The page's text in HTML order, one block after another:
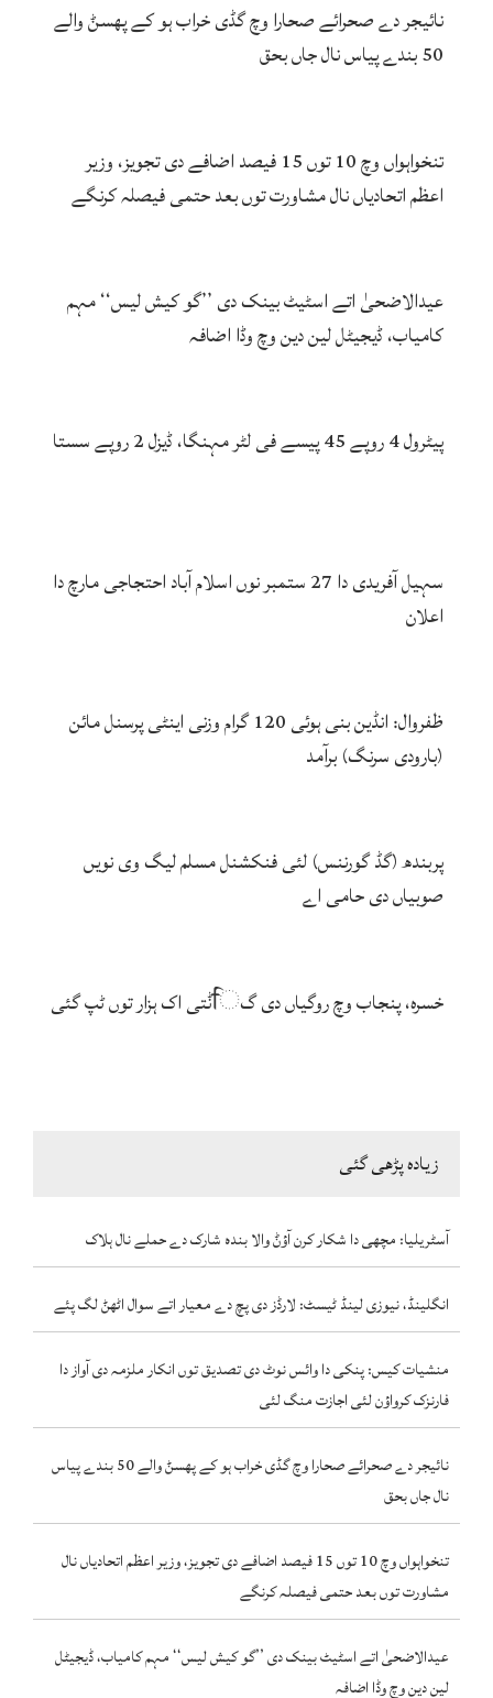
نائیجر دے صحرائے صحارا وچ گڈی خراب ہو کے پھسݨ والے
50 بندے پیاس نال جاں بحق
تنخواہواں وچ 10 توں 15 فیصد اضافے دی تجویز، وزیر
اعظم اتحادیاں نال مشاورت توں بعد حتمی فیصلہ کرنگے
عیدالاضحیٰ اتے اسٹیٹ بینک دی ’’گو کیش لیس‘‘ مہم
کامیاب، ڈیجیٹل لین دین وچ وڈا اضافہ
پیٹرول 4 روپے 45 پیسے فی لٹر مہنگا، ڈیزل 2 روپے سستا
سہیل آفریدی دا 27 ستمبر نوں اسلام آباد احتجاجی مارچ دا
اعلان
ظفروال: انڈین بنی ہوئی 120 گرام وزنی اینٹی پرسنل مائن
(بارودی سرنگ) برآمد
پربندھ (گڈ گورننس) لئی فنکشنل مسلم لیگ وی نویں
صوبیاں دی حامی اے
خسرہ، پنجاب وچ روگیاں دی گਿݨتی اک ہزار توں ٹپ گئی
زیادہ پڑھی گئی
آسٹریلیا: مچھی دا شکار کرن آؤݨ والا بندہ شارک دے حملے نال ہلاک
انگلینڈ، نیوزی لینڈ ٹیسٹ: لارڈز دی پچ دے معیار اتے سوال اٹھݨ لگ پئے
منشیات کیس: پنکی دا وائس نوٹ دی تصدیق توں انکار ملزمہ دی آواز دا
فارنزک کرواؤن لئی اجازت منگ لئی
نائیجر دے صحرائے صحارا وچ گڈی خراب ہو کے پھسݨ والے 50 بندے پیاس
نال جاں بحق
تنخواہواں وچ 10 توں 15 فیصد اضافے دی تجویز، وزیر اعظم اتحادیاں نال
مشاورت توں بعد حتمی فیصلہ کرنگے
عیدالاضحیٰ اتے اسٹیٹ بینک دی ’’گو کیش لیس‘‘ مہم کامیاب، ڈیجیٹل
لین دین وچ وڈا اضافہ